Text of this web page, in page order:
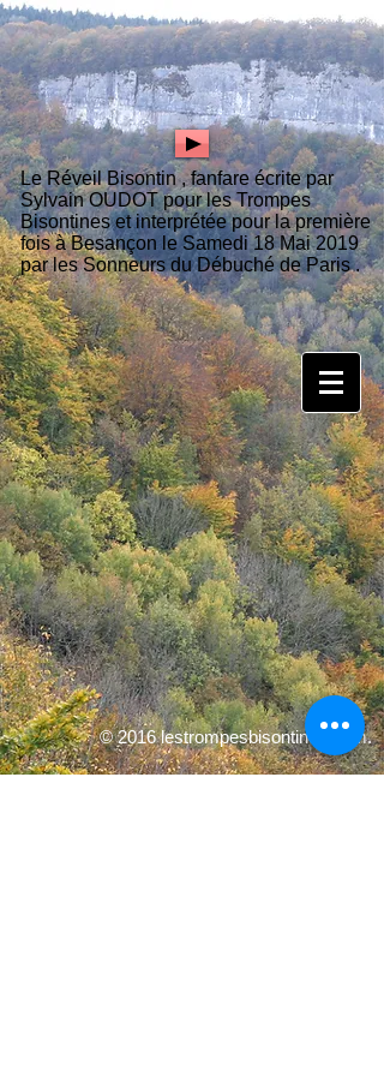
Le Réveil Bisontin , fanfare écrite par
Sylvain OUDOT pour les Trompes
Bisontines et interprétée pour la première
fois à Besançon le Samedi 18 Mai 2019
par les Sonneurs du Débuché de Paris .
© 2016 lestrompesbisontines.com.